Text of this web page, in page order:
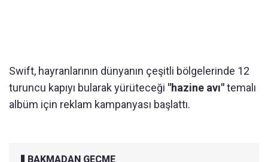
Swift, hayranlarının dünyanın çeşitli bölgelerinde 12
turuncu kapıyı bularak yürüteceği "hazine avı"temalı
albüm için reklam kampanyası başlattı.
BAKMADAN GEÇME